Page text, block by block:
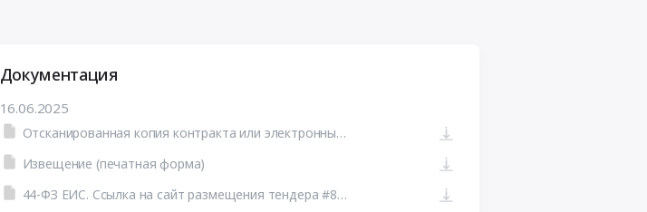
Документация
16.06.2025
Отсканированная копия контракта или электронный контракт
Извещение (печатная форма)
44-ФЗ ЕИС. Ссылка на сайт размещения тендера #801529298122.doc